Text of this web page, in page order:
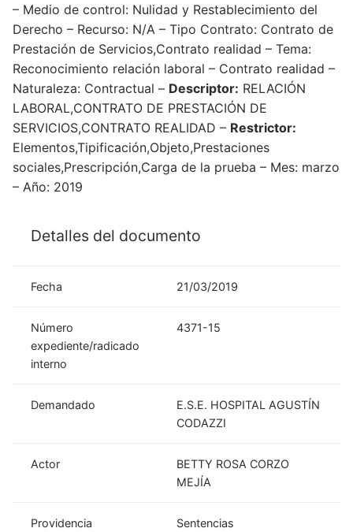
– Medio de control: Nulidad y Restablecimiento del
Derecho – Recurso: N/A – Tipo Contrato: Contrato de
Prestación de Servicios,Contrato realidad – Tema:
Reconocimiento relación laboral – Contrato realidad –
Naturaleza: Contractual – Descriptor: RELACIÓN
LABORAL,CONTRATO DE PRESTACIÓN DE
SERVICIOS,CONTRATO REALIDAD – Restrictor:
Elementos,Tipificación,Objeto,Prestaciones
sociales,Prescripción,Carga de la prueba – Mes: marzo
– Año: 2019
Detalles del documento
Fecha 21/03/2019
Número
expediente/radicado
interno
4371-15
Demandado
E.S.E. HOSPITAL AGUSTÍN
CODAZZI
Actor
BETTY ROSA CORZO
MEJÍA
Providencia Sentencias